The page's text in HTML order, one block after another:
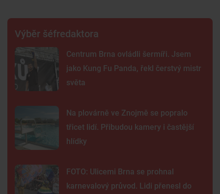
Výběr šéfredaktora
Centrum Brna ovládli šermíři. Jsem
jako Kung Fu Panda, řekl čerstvý mistr
světa
Na plovárně ve Znojmě se popralo
třicet lidí. Přibudou kamery i častější
hlídky
FOTO: Ulicemi Brna se prohnal
karnevalový průvod. Lidi přenesl do